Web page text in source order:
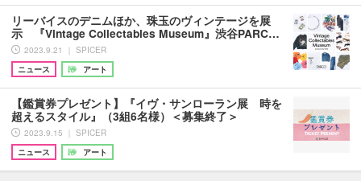
リーバイスのデニムほか、珠玉のヴィンテージを展
示 『Vintage Collectables Museum』渋谷PARC…
2023.9.21 ｜ SPICER
ニュース
アート
【鑑賞券プレゼント】『イヴ・サンローラン展 時を
超えるスタイル』（3組6名様）＜募集終了＞
2023.9.15 ｜ SPICER
ニュース
アート